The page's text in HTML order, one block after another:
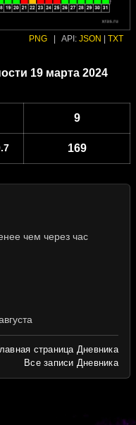
PNG API: JSON TXT
19 марта 2024
9
169
чем через час
страница Дневника
Все записи Дневника